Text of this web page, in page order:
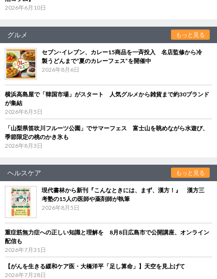
2026年6月10日
グルメ もっと見る
セブン‐イレブン、カレー15商品を一斉投入 名店監修から冷
製うどんまで“夏のカレーフェス”を開催中
2026年8月6日
横浜高島屋で「韓国市場」がスタート 人気グルメから雑貨まで約30ブランド
が集結
2026年8月5日
「山梨県笛吹川フルーツ公園」でサマーフェス 富士山を眺めながら水遊び、
季節限定の桃のかき氷も
2026年8月3日
ヘルスケア もっと見る
現代書林から新刊『こんなときには、まず、漢方！』 漢方三
考塾の15人の医師や薬剤師が執筆
2026年8月5日
重症筋無力症への正しい知識と理解を 8月8日広島市で公開講座、オンライン
配信も
2026年7月31日
【がんを生きる緩和ケア医・大橋洋平「足し算命」】天空を見上げて
2026年7月28日